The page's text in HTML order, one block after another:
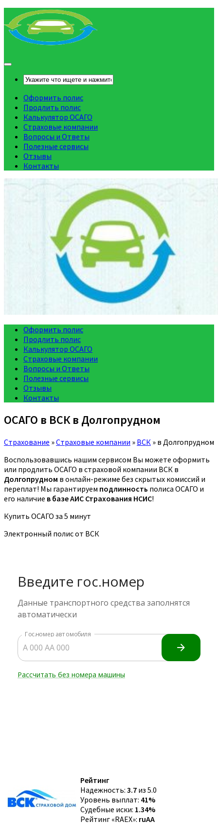
Оформить полис
Продлить полис
Калькулятор ОСАГО
Страховые компании
Вопросы и Ответы
Полезные сервисы
Отзывы
Контакты
Оформить полис
Продлить полис
Калькулятор ОСАГО
Страховые компании
Вопросы и Ответы
Полезные сервисы
Отзывы
Контакты
ОСАГО в ВСК в Долгопрудном
Страхование »Страховые компании » ВСК » в Долгопрудном
Воспользовавшись нашим сервисом Вы можете оформить
или продлить ОСАГО в страховой компании ВСК в
Долгопрудном в онлайн-режиме без скрытых комиссий и
переплат! Мы гарантируем подлинность полиса ОСАГО и
его наличие в базе АИС Страхования НСИС!
Купить ОСАГО за 5 минут
Электронный полис от ВСК
Рейтинг
Надежность: 3.7 из 5.0
Уровень выплат: 41%
Судебные иски: 1.34%
Рейтинг «RAEX»: ruAA